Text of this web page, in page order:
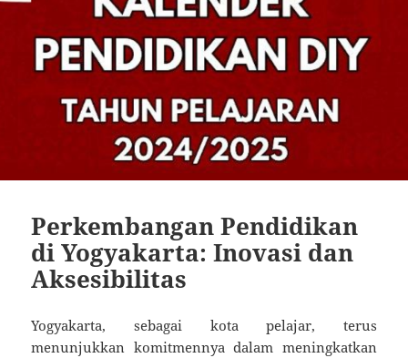
Perkembangan Pendidikan
di Yogyakarta: Inovasi dan
Aksesibilitas
Yogyakarta, sebagai kota pelajar, terus
menunjukkan komitmennya dalam meningkatkan